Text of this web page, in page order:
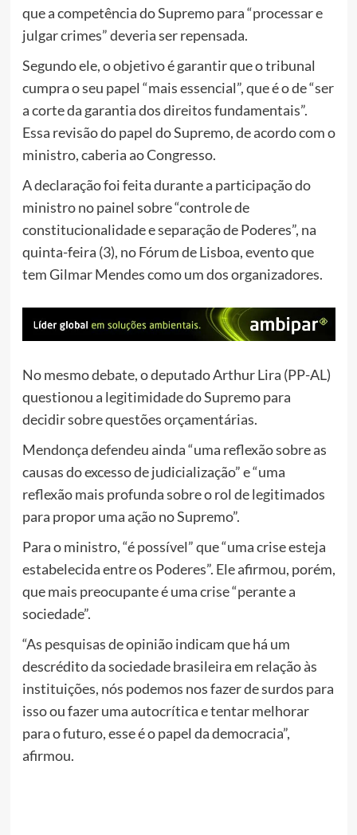
que a competência do Supremo para “processar e
julgar crimes” deveria ser repensada.
Segundo ele, o objetivo é garantir que o tribunal
cumpra o seu papel “mais essencial”, que é o de “ser
a corte da garantia dos direitos fundamentais”.
Essa revisão do papel do Supremo, de acordo com o
ministro, caberia ao Congresso.
A declaração foi feita durante a participação do
ministro no painel sobre “controle de
constitucionalidade e separação de Poderes”, na
quinta-feira (3), no Fórum de Lisboa, evento que
tem Gilmar Mendes como um dos organizadores.
No mesmo debate, o deputado Arthur Lira (PP-AL)
questionou a legitimidade do Supremo para
decidir sobre questões orçamentárias.
Mendonça defendeu ainda “uma reflexão sobre as
causas do excesso de judicialização” e “uma
reflexão mais profunda sobre o rol de legitimados
para propor uma ação no Supremo”.
Para o ministro, “é possível” que “uma crise esteja
estabelecida entre os Poderes”. Ele afirmou, porém,
que mais preocupante é uma crise “perante a
sociedade”.
“As pesquisas de opinião indicam que há um
descrédito da sociedade brasileira em relação às
instituições, nós podemos nos fazer de surdos para
isso ou fazer uma autocrítica e tentar melhorar
para o futuro, esse é o papel da democracia”,
afirmou.